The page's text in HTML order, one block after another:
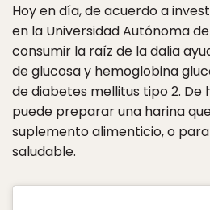
Hoy en día, de acuerdo a
en la Universidad Autónoma
consumir la raíz de la dalia
de glucosa y hemoglobina
de diabetes mellitus tipo 2. De
puede preparar una harina
suplemento alimenticio, o
saludable.